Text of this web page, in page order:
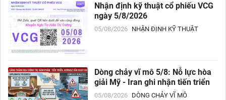
Nhận định kỹ thuật cổ phiếu VCG
ngày 5/8/2026
05/08/2026 NHẬN ĐỊNH KỸ THUẬT
Dòng chảy vĩ mô 5/8: Nỗ lực hòa
giải Mỹ - Iran ghi nhận tiến triển
05/08/2026 DÒNG CHẢY VĨ MÔ